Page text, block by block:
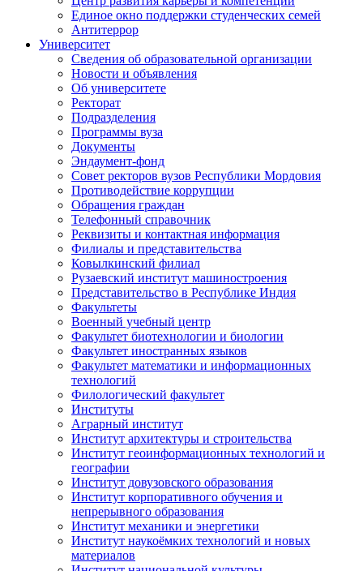
Единое окно поддержки студенческих семей
Антитеррор
Университет
Сведения об образовательной организации
Новости и объявления
Об университете
Ректорат
Подразделения
Программы вуза
Документы
Эндаумент-фонд
Совет ректоров вузов Республики Мордовия
Противодействие коррупции
Обращения граждан
Телефонный справочник
Реквизиты и контактная информация
Филиалы и представительства
Ковылкинский филиал
Рузаевский институт машиностроения
Представительство в Республике Индия
Факультеты
Военный учебный центр
Факультет биотехнологии и биологии
Факультет иностранных языков
Факультет математики и информационных
технологий
Филологический факультет
Институты
Аграрный институт
Институт архитектуры и строительства
Институт геоинформационных технологий и
географии
Институт довузовского образования
Институт корпоративного обучения и
непрерывного образования
Институт механики и энергетики
Институт наукоёмких технологий и новых
материалов